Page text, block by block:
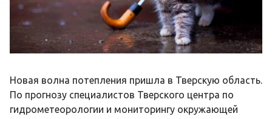
Новая волна потепления пришла в Тверскую область.
По прогнозу специалистов Тверского центра по
гидрометеорологии и мониторингу окружающей